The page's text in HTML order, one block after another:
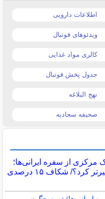
اطلاعات دارویی
ویدئوهای فوتبال
کالری مواد غذایی
جدول پخش فوتبال
نهج البلاغه
صحیفه سجادیه
مرکزی از سفره ایرانی‌ها؛
تورم چگونه فقرا را فقیرتر کرد؟/ شکاف ۱۵ درصدی